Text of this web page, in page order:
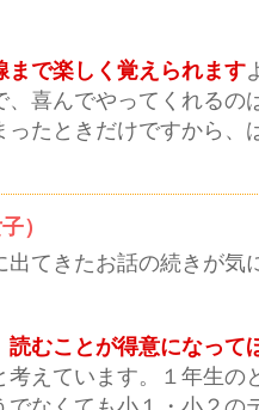
まで楽しく覚えられます
、喜んでやってくれるの
ったときだけですから、
）
出てきたお話の続きが
読むことが得意になって
考えています。１年生の